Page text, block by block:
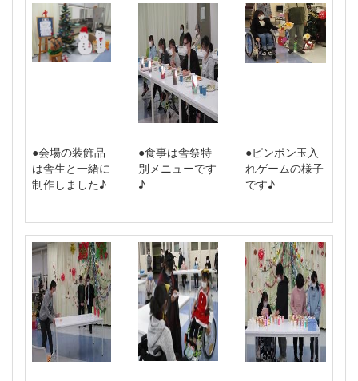
●会場の装飾品
は舎生と一緒に
制作しました♪
●食事は舎祭特
別メニューです
♪
●ピンポン玉入
れゲームの様子
です♪